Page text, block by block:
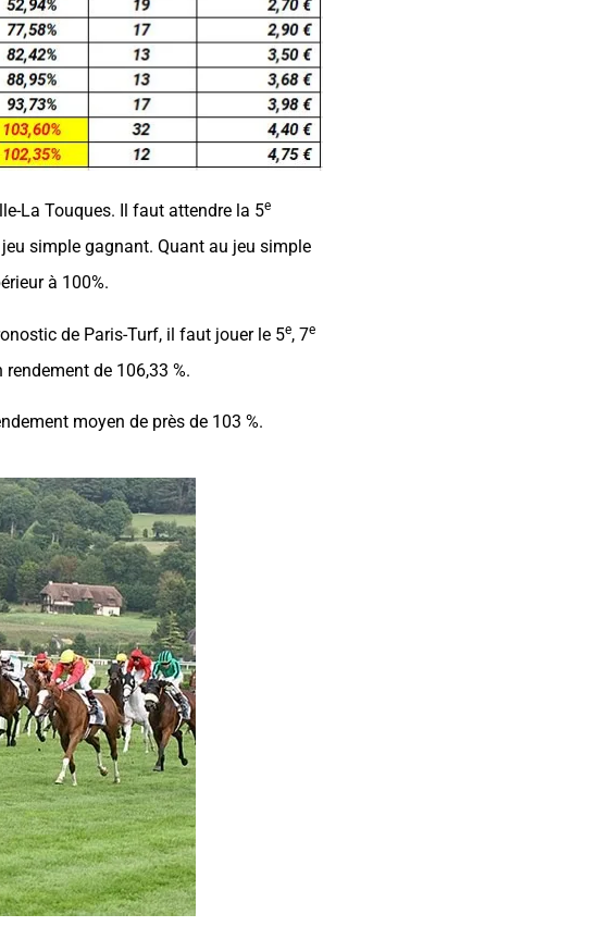
La Touques. Il faut attendre la 5e
simple gagnant. Quant au jeu simple
à 100%.
de Paris-Turf, il faut jouer le 5e, 7e
de 106,33 %.
moyen de près de 103 %.